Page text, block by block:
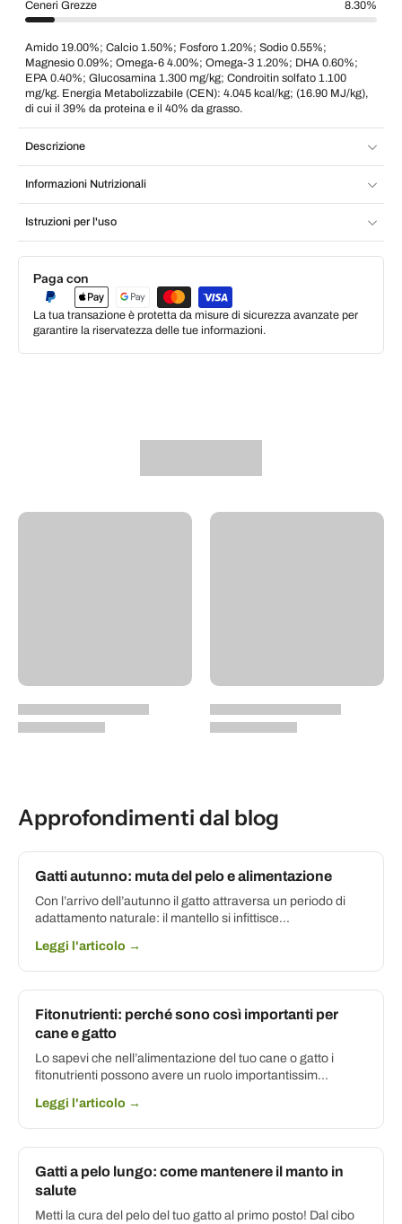
Ceneri Grezze 8.30%
Amido 19.00%; Calcio 1.50%; Fosforo 1.20%; Sodio 0.55%;
Magnesio 0.09%; Omega-6 4.00%; Omega-3 1.20%; DHA 0.60%;
EPA 0.40%; Glucosamina 1.300 mg/kg; Condroitin solfato 1.100
mg/kg. Energia Metabolizzabile (CEN): 4.045 kcal/kg; (16.90 MJ/kg),
di cui il 39% da proteina e il 40% da grasso.
Descrizione
Informazioni Nutrizionali
Istruzioni per l'uso
Paga con
La tua transazione è protetta da misure di sicurezza avanzate per
garantire la riservatezza delle tue informazioni.
Approfondimenti dal blog
Gatti autunno: muta del pelo e alimentazione
Con l’arrivo dell’autunno il gatto attraversa un periodo di
adattamento naturale: il mantello si infittisce...
Leggi l'articolo →
Fitonutrienti: perché sono così importanti per
cane e gatto
Lo sapevi che nell’alimentazione del tuo cane o gatto i
fitonutrienti possono avere un ruolo importantissim...
Leggi l'articolo →
Gatti a pelo lungo: come mantenere il manto in
salute
Metti la cura del pelo del tuo gatto al primo posto! Dal cibo